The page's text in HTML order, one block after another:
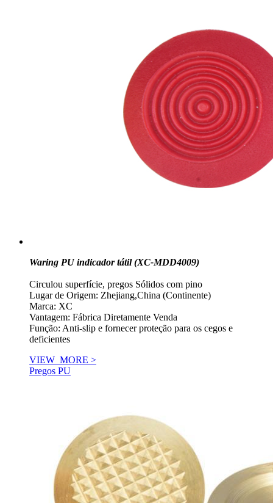
Waring PU indicador tátil (XC-MDD4009)
Circulou superfície, pregos Sólidos com pino
Lugar de Origem: Zhejiang,China (Continente)
Marca: XC
Vantagem: Fábrica Diretamente Venda
Função: Anti-slip e fornecer proteção para os cegos e
deficientes
VIEW_MORE >
Pregos PU